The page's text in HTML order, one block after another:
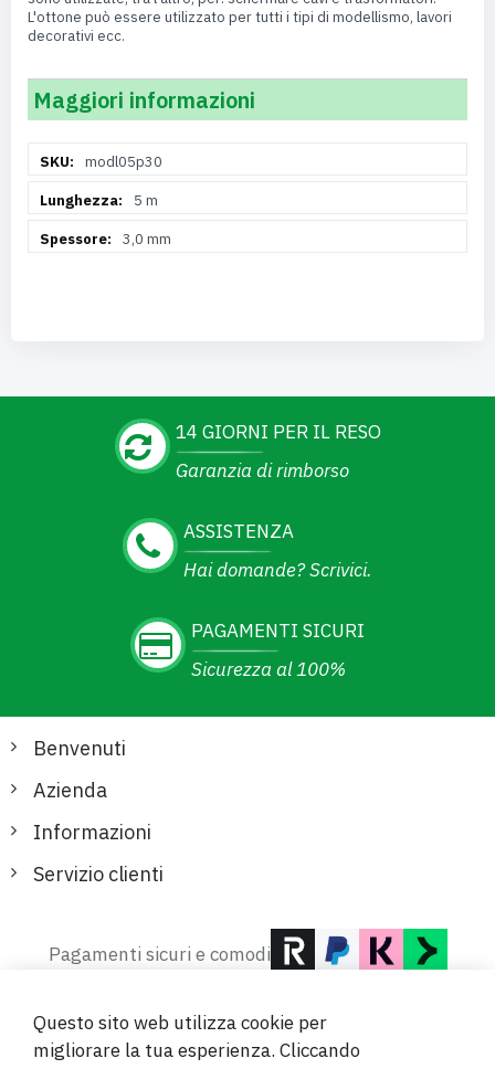
L'ottone può essere utilizzato per tutti i tipi di modellismo, lavori
decorativi ecc.
Maggiori informazioni
Informazionimodl05p30
5 m
3,0 mm
14 GIORNI PER IL RESO
Garanzia di rimborso
ASSISTENZA
Hai domande? Scrivici.
PAGAMENTI SICURI
Sicurezza al 100%
Benvenuti
Azienda
Informazioni
Servizio clienti
Pagamenti sicuri e comodi
Questo sito web utilizza cookie per
migliorare la tua esperienza. Cliccando